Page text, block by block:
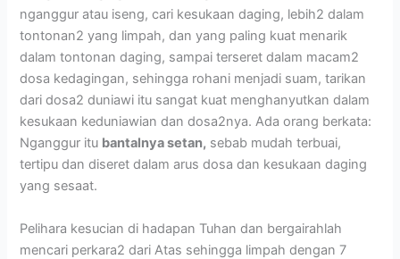
nganggur atau iseng, cari kesukaan daging, lebih2 dalam
tontonan2 yang limpah, dan yang paling kuat menarik
dalam tontonan daging, sampai terseret dalam macam2
dosa kedagingan, sehingga rohani menjadi suam, tarikan
dari dosa2 duniawi itu sangat kuat menghanyutkan dalam
kesukaan keduniawian dan dosa2nya. Ada orang berkata:
Nganggur itu bantalnya setan, sebab mudah terbuai,
tertipu dan diseret dalam arus dosa dan kesukaan daging
yang sesaat.
Pelihara kesucian di hadapan Tuhan dan bergairahlah
mencari perkara2 dari Atas sehingga limpah dengan 7